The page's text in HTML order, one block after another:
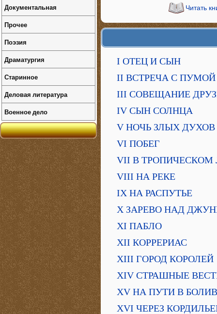
Читать
I ОТЕЦ И СЫН
II ВСТРЕЧА С ПУМОЙ
III СОВЕЩАНИЕ
IV СЫН СОЛНЦА
V НОЧЬ ЗЛЫХ ДУХОВ
VI ПОБЕГ
VII В ТРОПИЧЕСКОМ
VIII НА РЕКЕ
IX НА РАСПУТЬЕ
X ЗАРЕВО НАД
XI ПАБЛО
XII КОРРЕРИАС
XIII ГОРОД КОРОЛЕЙ
XIV СТРАШНЫЕ
XV НА ПУТИ В
XVI ЧЕРЕЗ
Документальная
Прочее
Поэзия
Драматургия
Старинное
Деловая литература
Военное дело